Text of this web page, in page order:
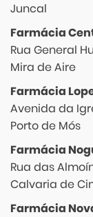
Juncal
Farmácia
Rua General
Mira de Aire
Farmácia
Avenida da
Porto de Mós
Farmácia
Rua das
Calvaria de
Farmácia